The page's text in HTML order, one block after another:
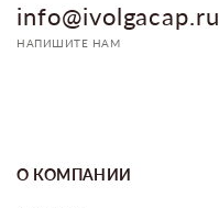
info@ivolgacap.ru
НАПИШИТЕ НАМ
О КОМПАНИИ